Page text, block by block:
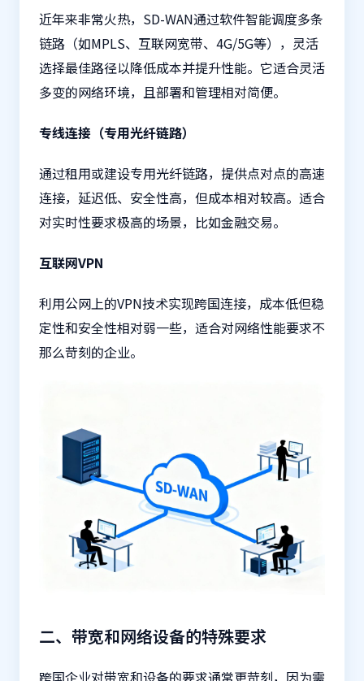
近年来非常火热，SD-WAN通过软件智能调度多条
链路（如MPLS、互联网宽带、4G/5G等），灵活
选择最佳路径以降低成本并提升性能。它适合灵活
多变的网络环境，且部署和管理相对简便。
专线连接（专用光纤链路）
通过租用或建设专用光纤链路，提供点对点的高速
连接，延迟低、安全性高，但成本相对较高。适合
对实时性要求极高的场景，比如金融交易。
互联网VPN
利用公网上的VPN技术实现跨国连接，成本低但稳
定性和安全性相对弱一些，适合对网络性能要求不
那么苛刻的企业。
二、带宽和网络设备的特殊要求
跨国企业对带宽和设备的要求通常更苛刻，因为需